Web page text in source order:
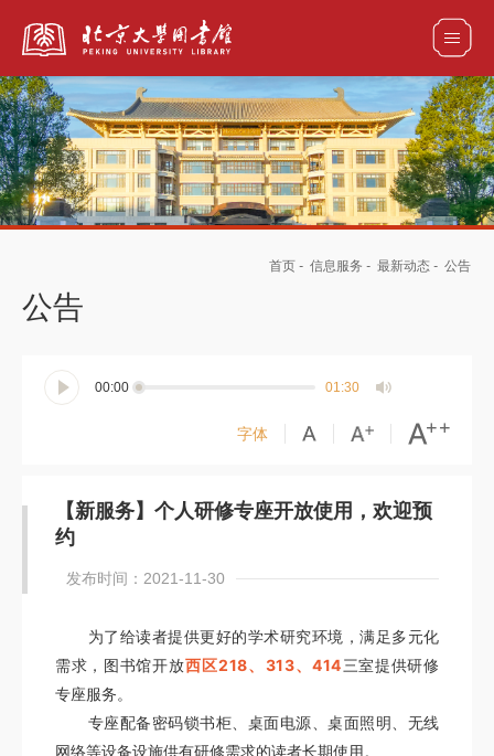
全部资源
首页 - 信息服务 - 最新动态 - 公告
公告
00:00 01:30
字体
【新服务】个人研修专座开放使用，欢迎预
约
发布时间：2021-11-30
为了给读者提供更好的学术研究环境，满足多元化
需求，图书馆开放西区218、313、414三室提供研修
专座服务。
专座配备密码锁书柜、桌面电源、桌面照明、无线
网络等设备设施供有研修需求的读者长期使用。